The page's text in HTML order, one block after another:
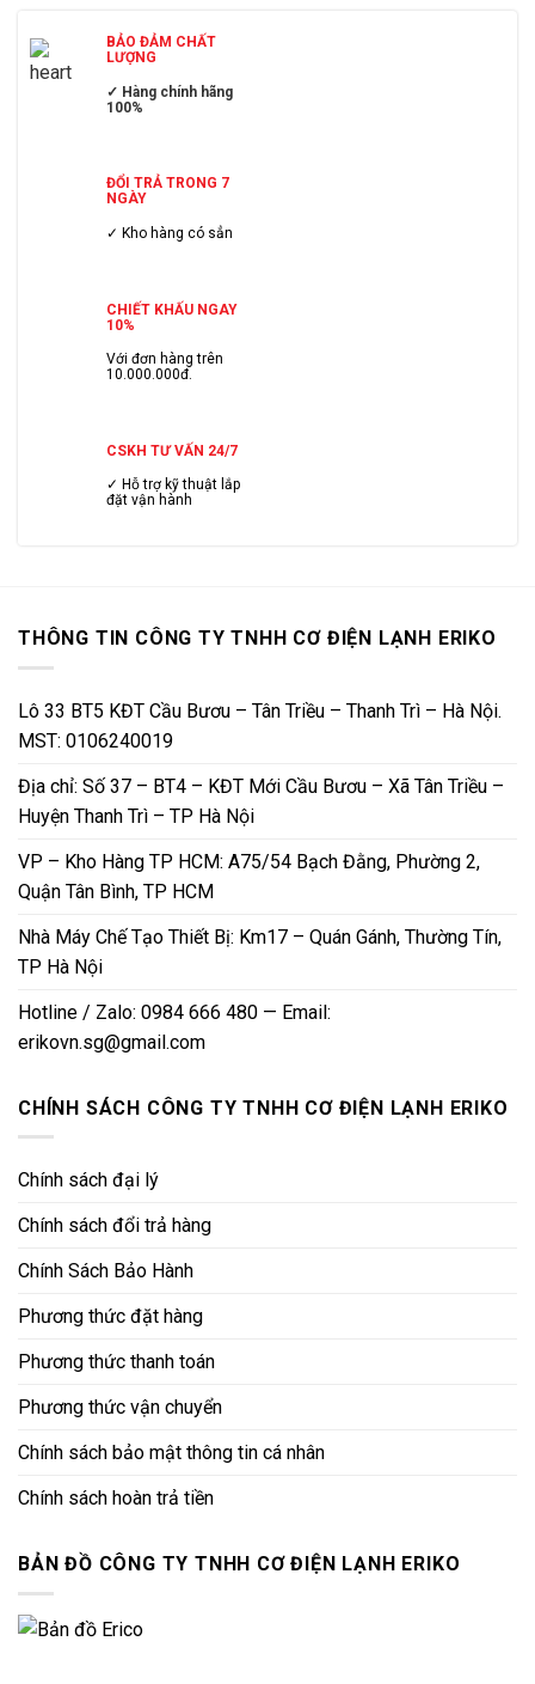
BẢO ĐẢM CHẤT
LƯỢNG
✓ Hàng chính hãng
100%
ĐỔI TRẢ TRONG 7
NGÀY
✓ Kho hàng có sẳn
CHIẾT KHẤU NGAY
10%
Với đơn hàng trên
10.000.000đ.
CSKH TƯ VẤN 24/7
✓ Hỗ trợ kỹ thuật lắp
đặt vận hành
THÔNG TIN CÔNG TY TNHH CƠ ĐIỆN LẠNH ERIKO
Lô 33 BT5 KĐT Cầu Bươu – Tân Triều – Thanh Trì – Hà Nội.
MST: 0106240019
Địa chỉ: Số 37 – BT4 – KĐT Mới Cầu Bươu – Xã Tân Triều –
Huyện Thanh Trì – TP Hà Nội
VP – Kho Hàng TP HCM: A75/54 Bạch Đằng, Phường 2,
Quận Tân Bình, TP HCM
Nhà Máy Chế Tạo Thiết Bị: Km17 – Quán Gánh, Thường Tín,
TP Hà Nội
Hotline / Zalo: 0984 666 480 — Email:
erikovn.sg@gmail.com
CHÍNH SÁCH CÔNG TY TNHH CƠ ĐIỆN LẠNH ERIKO
Chính sách đại lý
Chính sách đổi trả hàng
Chính Sách Bảo Hành
Phương thức đặt hàng
Phương thức thanh toán
Phương thức vận chuyển
Chính sách bảo mật thông tin cá nhân
Chính sách hoàn trả tiền
BẢN ĐỒ CÔNG TY TNHH CƠ ĐIỆN LẠNH ERIKO